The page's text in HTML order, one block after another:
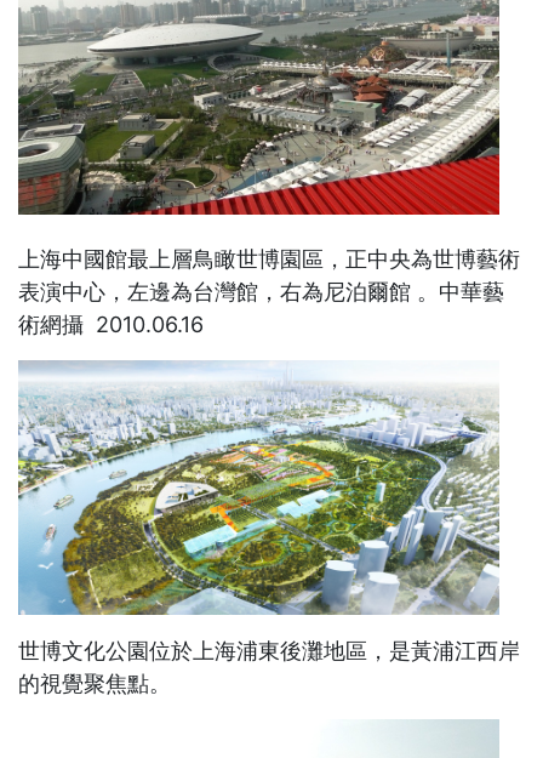
上海中國館最上層鳥瞰世博園區，正中央為世博藝術
表演中心，左邊為台灣館，右為尼泊爾館 。中華藝
術網攝 2010.06.16
世博文化公園位於上海浦東後灘地區，是黃浦江西岸
的視覺聚焦點。